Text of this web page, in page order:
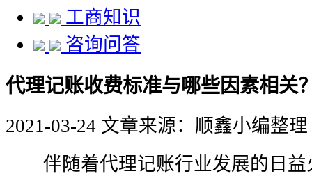
工商知识
咨询问答
代理记账收费标准与哪些因素相关
2021-03-24 文章来源：顺鑫小编整理
伴随着代理记账行业发展的日益